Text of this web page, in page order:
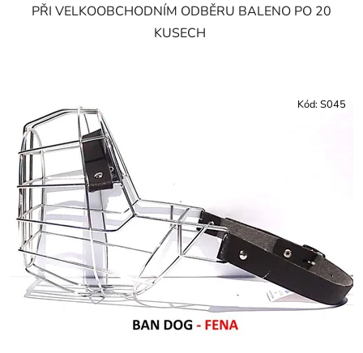
PŘI VELKOOBCHODNÍM ODBĚRU BALENO PO 20
KUSECH
Kód: S045